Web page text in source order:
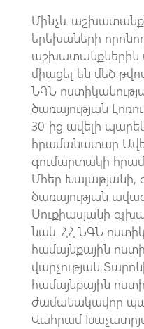
Մինչև
երեխաների
աշխատանքներին
միացել են մեծ
ՆԳՆ
ծառայության
30-ից ավելի
հրամանատար
գումարտակի
Մհեր Խալաթյանի,
ծառայության
Սուքիասյանի
նաև ՀՀ ՆԳՆ
համայնքային
վարչության
համայնքային
ժամանակավոր
Վահրամ